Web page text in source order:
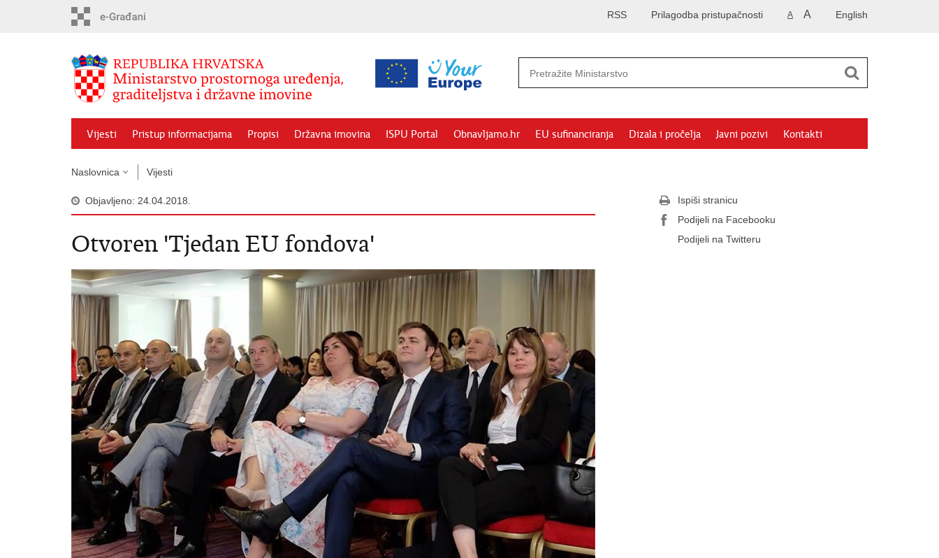
English
A A
Prilagodba pristupačnosti
RSS
Vijesti Pristup informacijama Propisi Državna imovina ISPU Portal Obnavljamo.hr EU sufinanciranja Dizala i pročelja Javni pozivi Kontakti
Naslovnica Vijesti
Objavljeno: 24.04.2018.
Otvoren 'Tjedan EU fondova'
Ispiši stranicu
Podijeli na Facebooku
Podijeli na Twitteru